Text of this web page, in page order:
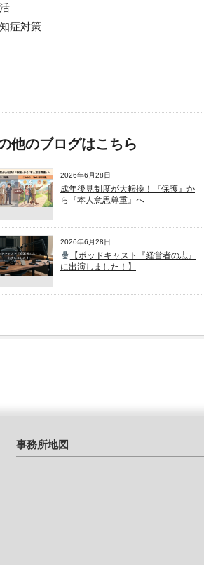
症対策
他のブログはこちら
2026年6月28日
成年後見制度が大転換！『保護』か
ら『本人意思尊重』へ
2026年6月28日
【ポッドキャスト『経営者の志』
に出演しました！】
事務所地図